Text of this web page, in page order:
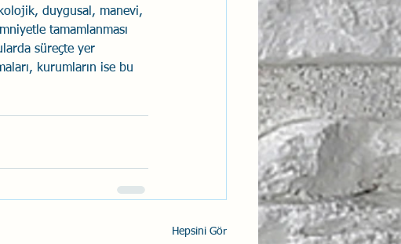
duygusal, manevi,
tamamlanması
süreçte yer
kurumların ise bu
Hepsini Gör